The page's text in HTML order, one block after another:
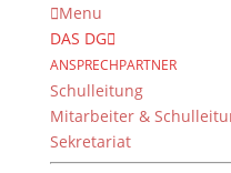
Menu
DAS DG
ANSPRECHPARTNER
Schulleitung
Mitarbeiter &
Sekretariat